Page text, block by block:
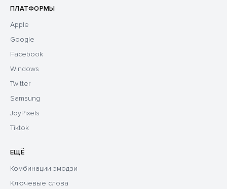
ПЛАТФОРМЫ
Apple
Google
Facebook
Windows
Twitter
Samsung
JoyPixels
Tiktok
ЕЩЁ
Комбинации эмодзи
Ключевые слова